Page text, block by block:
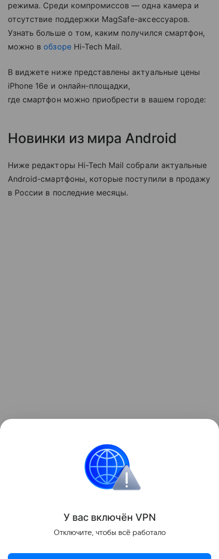
режима. Среди компромиссов — одна камера и
отсутствие поддержки MagSafe-аксессуаров.
Узнать больше о том, каким получился смартфон,
можно в обзореHi-Tech Mail.
В виджете ниже представлены актуальные цены
iPhone 16e и онлайн-площадки,
где смартфон можно приобрести в вашем городе:
Новинки из мира Android
Ниже редакторы Hi-Tech Mail собрали актуальные
Android-смартфоны, которые поступили в продажу
в России в последние месяцы.
смартфоны
Поделиться
У вас включён VPN
Отключите, чтобы всё работало